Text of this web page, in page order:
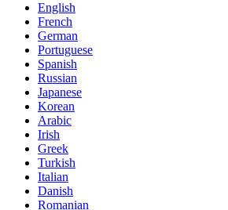
English
French
German
Portuguese
Spanish
Russian
Japanese
Korean
Arabic
Irish
Greek
Turkish
Italian
Danish
Romanian